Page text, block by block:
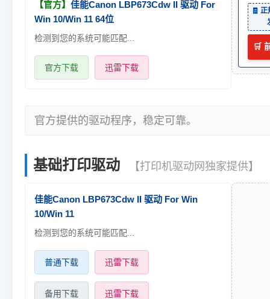
【官方】 佳能Canon LBP673Cdw II 驱动 For
Win 10/Win 11 64位
检测到您的系统可能匹配...
官方下载 迅雷下载
🧾
🛒
官方提供的驱动程序，稳定可靠。
基础打印驱动 【打印机驱动网独家提供】
佳能Canon LBP673Cdw II 驱动 For Win
10/Win 11
检测到您的系统可能匹配...
普通下载 迅雷下载
备用下载 迅雷下载